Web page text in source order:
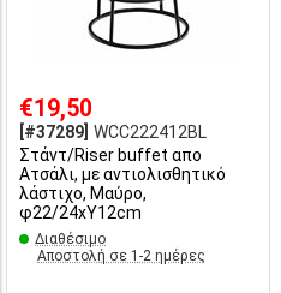
€19,50
[#37289] WCC222412BL
Στάντ/Riser buffet απο
Ατσάλι, με αντιολισθητικό
λάστιχο, Μαύρο,
φ22/24xΥ12cm
Διαθέσιμο
Αποστολή σε 1-2 ημέρες